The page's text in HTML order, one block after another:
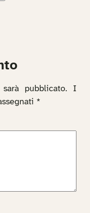
pubblicato.
I
*